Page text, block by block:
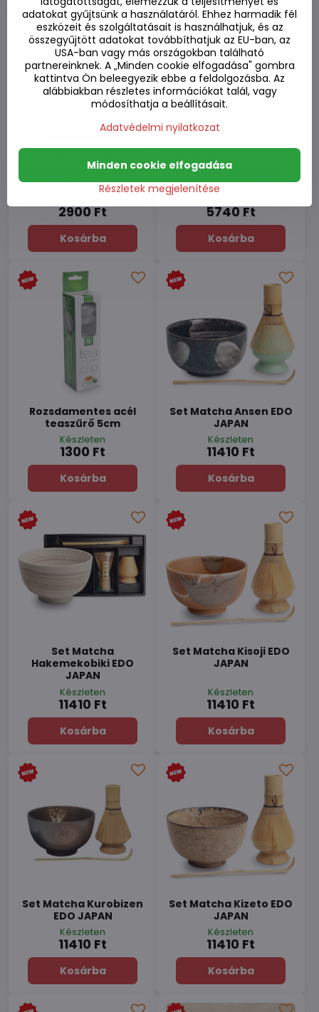
fehér tea csésze
kerámia szita macska
mintával
2900 Ft
Kosárba
Teáskészlet Sakura
minta 1 személyre
5740 Ft
Kosárba
Rozsdamentes acél
teaszűrő 5cm
Készleten
1300 Ft
Kosárba
Set Matcha Ansen EDO
JAPAN
Készleten
11410 Ft
Kosárba
Set Matcha
Hakemekobiki EDO
JAPAN
Készleten
11410 Ft
Kosárba
Set Matcha Kisoji EDO
JAPAN
Készleten
11410 Ft
Kosárba
Set Matcha Kurobizen
EDO JAPAN
Készleten
11410 Ft
Kosárba
Set Matcha Kizeto EDO
JAPAN
Készleten
11410 Ft
Kosárba
adatokat gyűjtsünk a használatáról. Ehhez harmadik fél
eszközeit és szolgáltatásait is használhatjuk, és az
összegyűjtött adatokat továbbíthatjuk az EU-ban, az
USA-ban vagy más országokban található
partnereinknek. A „Minden cookie elfogadása" gombra
kattintva Ön beleegyezik ebbe a feldolgozásba. Az
alábbiakban részletes információkat talál, vagy
módosíthatja a beállításait.
Adatvédelmi nyilatkozat
Részletek megjelenítése
Minden cookie elfogadása